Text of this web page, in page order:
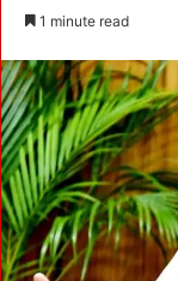
1 minute read